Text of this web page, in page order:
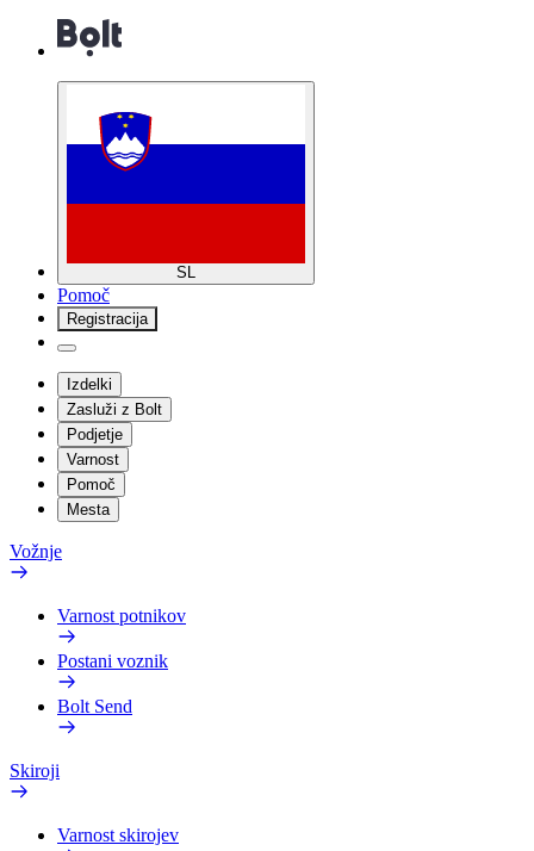
SL
Pomoč
Registracija
Izdelki
Zasluži z Bolt
Podjetje
Varnost
Pomoč
Mesta
Vožnje
Varnost potnikov
Postani voznik
Bolt Send
Skiroji
Varnost skirojev